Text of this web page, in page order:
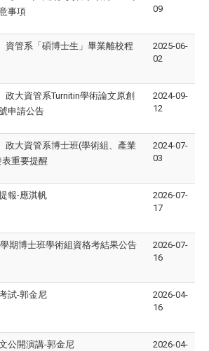
事項
09
資管系「碩博士生」畢業離校程
2025-06-
02
政大資管系Turnitin學術論文原創
申請公告
2024-09-
12
政大資管系博士班(學術組、產業
重要提醒
2024-07-
03
報-應淇帆
2026-07-
17
期博士班學術組資格考結果公告
2026-07-
16
試-郭金尼
2026-04-
16
公開演講-郭金尼
2026-04-